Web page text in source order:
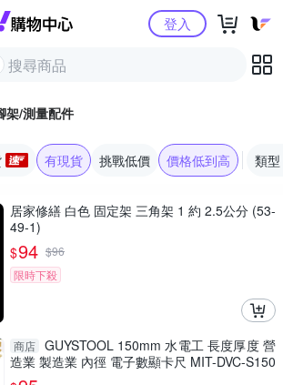
Yahoo購物中心登入
架/測量配件
有現貨 挑戰低價 價格低到高 類型
居家修繕 白色 固定架 三角架 1 約 2.5公分 (53-
49-1)
$94 $96
限時下殺
商店 GUYSTOOL 150mm 水電工 長度厚度 營
造業 製造業 內徑 電子數顯卡尺 MIT-DVC-S150
P 防潑水 廠房